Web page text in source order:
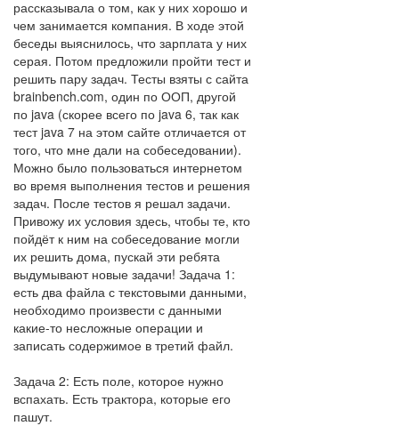
рассказывала о том, как у них хорошо и
чем занимается компания. В ходе этой
беседы выяснилось, что зарплата у них
серая. Потом предложили пройти тест и
решить пару задач. Тесты взяты с сайта
brainbench.com, один по ООП, другой
по java (скорее всего по java 6, так как
тест java 7 на этом сайте отличается от
того, что мне дали на собеседовании).
Можно было пользоваться интернетом
во время выполнения тестов и решения
задач. После тестов я решал задачи.
Привожу их условия здесь, чтобы те, кто
пойдёт к ним на собеседование могли
их решить дома, пускай эти ребята
выдумывают новые задачи! Задача 1:
есть два файла с текстовыми данными,
необходимо произвести с данными
какие-то несложные операции и
записать содержимое в третий файл.
Задача 2: Есть поле, которое нужно
вспахать. Есть трактора, которые его
пашут.